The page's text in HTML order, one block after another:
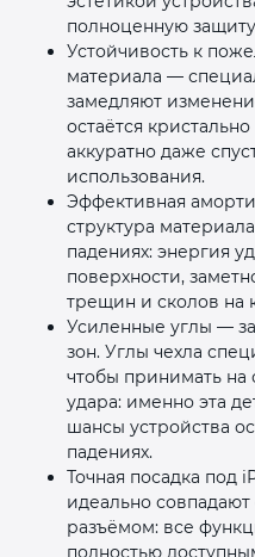
полноценную
Устойчивость к
материала —
замедляют
остаётся
аккуратно даже
использования.
Эффективная
структура
падениях: энергия
поверхности,
трещин и сколов на
Усиленные углы —
зон. Углы чехла
чтобы принимать
удара: именно эта
шансы устройства
падениях.
Точная посадка под
идеально
разъёмом: все
полностью